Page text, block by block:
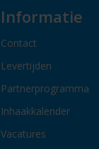
Informatie
Contact
Levertijden
Partnerprogramma
Inhaakkalender
Vacatures